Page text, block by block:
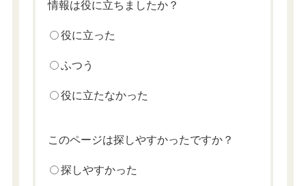
情報は役に立ちましたか？
役に立った
ふつう
役に立たなかった
このページは探しやすかったですか？
探しやすかった